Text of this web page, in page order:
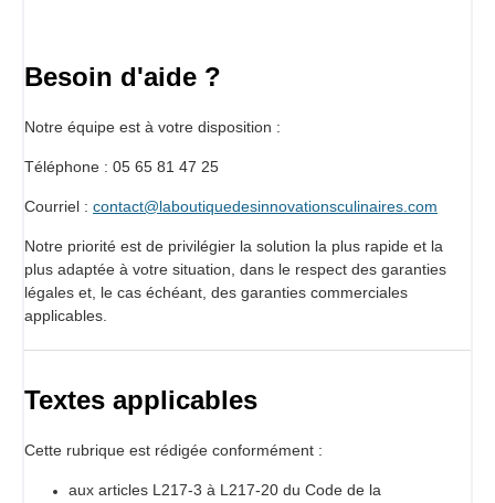
Besoin d'aide ?
Notre équipe est à votre disposition :
Téléphone : 05 65 81 47 25
Courriel : contact@laboutiquedesinnovationsculinaires.com
Notre priorité est de privilégier la solution la plus rapide et la
plus adaptée à votre situation, dans le respect des garanties
légales et, le cas échéant, des garanties commerciales
applicables.
Textes applicables
Cette rubrique est rédigée conformément :
aux articles L217-3 à L217-20 du Code de la